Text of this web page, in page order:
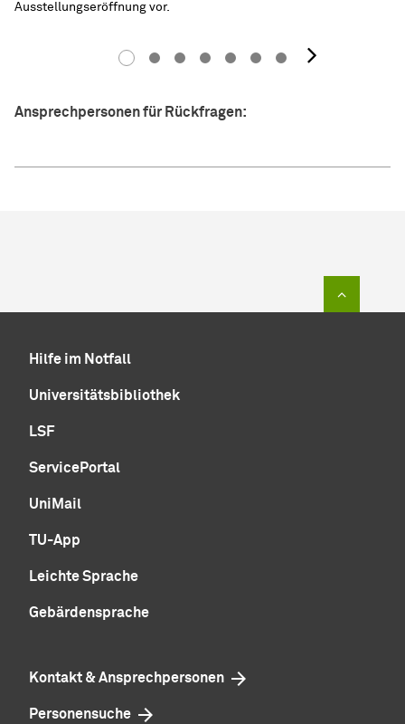
Ausstellungseröffnung vor.
Ansprechpersonen für Rückfragen:
Hilfe im Notfall
Universitätsbibliothek
LSF
ServicePortal
UniMail
TU-App
Leichte Sprache
Gebärdensprache
Kontakt & Ansprechpersonen
Personensuche